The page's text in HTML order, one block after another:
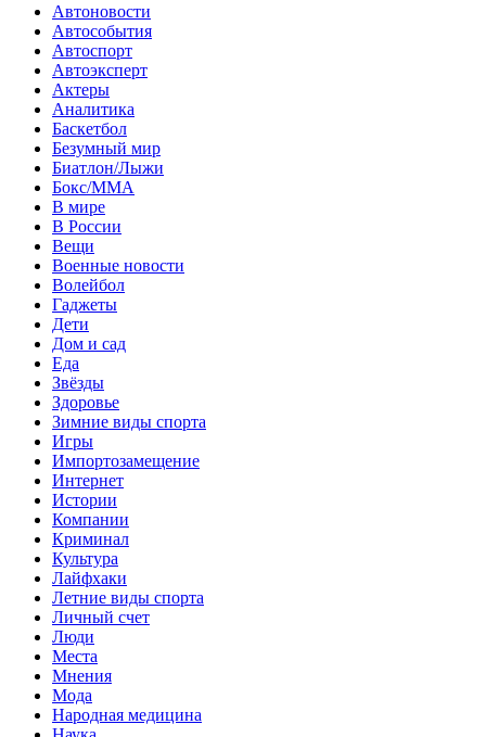
Автоновости
Автособытия
Автоспорт
Автоэксперт
Актеры
Аналитика
Баскетбол
Безумный мир
Биатлон/Лыжи
Бокс/MMA
В мире
В России
Вещи
Военные новости
Волейбол
Гаджеты
Дети
Дом и сад
Еда
Звёзды
Здоровье
Зимние виды спорта
Игры
Импортозамещение
Интернет
Истории
Компании
Криминал
Культура
Лайфхаки
Летние виды спорта
Личный счет
Люди
Места
Мнения
Мода
Народная медицина